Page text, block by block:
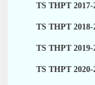
TS THPT 2017-
TS THPT 2018-
TS THPT 2019-
TS THPT 2020-